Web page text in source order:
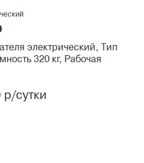
электрический, Тип
320 кг, Рабочая
сутки